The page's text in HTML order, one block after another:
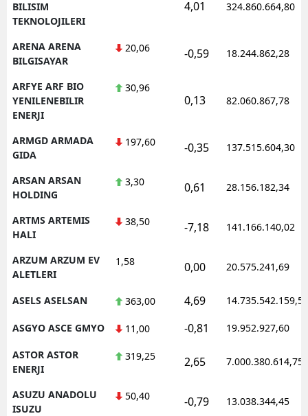
BILISIM
TEKNOLOJILERI
4,01 324.860.664,80
ARENA ARENA
BILGISAYAR
20,06 -0,59 18.244.862,28
ARFYE ARF BIO
YENILENEBILIR
ENERJI
30,96
0,13 82.060.867,78
ARMGD ARMADA
GIDA
197,60 -0,35 137.515.604,30
ARSAN ARSAN
HOLDING
3,30 0,61 28.156.182,34
ARTMS ARTEMIS
HALI
38,50 -7,18 141.166.140,02
ARZUM ARZUM EV
ALETLERI
1,58 0,00 20.575.241,69
ASELS ASELSAN 363,00 4,69 14.735.542.159,50
ASGYO ASCE GMYO 11,00 -0,81 19.952.927,60
ASTOR ASTOR
ENERJI
319,25 2,65 7.000.380.614,75
ASUZU ANADOLU
ISUZU
50,40 -0,79 13.038.344,45